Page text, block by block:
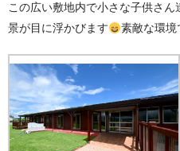
この広い敷地内で小さな子供さ
景が目に浮かびます
素敵な環境